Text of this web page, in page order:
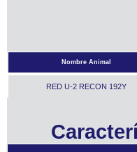
Nombre Animal
RED U-2 RECON 192Y